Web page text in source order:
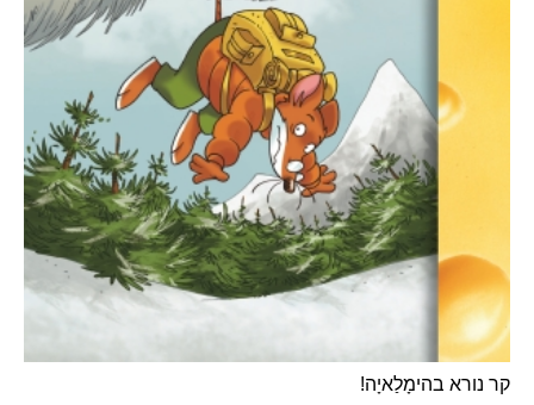
קר נורא בהימָלַאיָה!